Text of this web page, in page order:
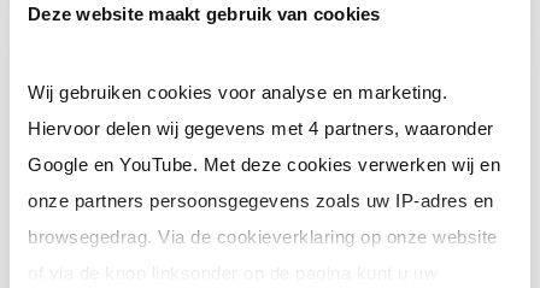
Deze website maakt gebruik van cookies
Wij gebruiken cookies voor analyse en marketing.
Hiervoor delen wij gegevens met 4 partners, waaronder
Google en YouTube. Met deze cookies verwerken wij en
onze partners persoonsgegevens zoals uw IP-adres en
browsegedrag. Via de cookieverklaring op onze website
freelance of ZZP
professional (of ik wil in
loondienst)